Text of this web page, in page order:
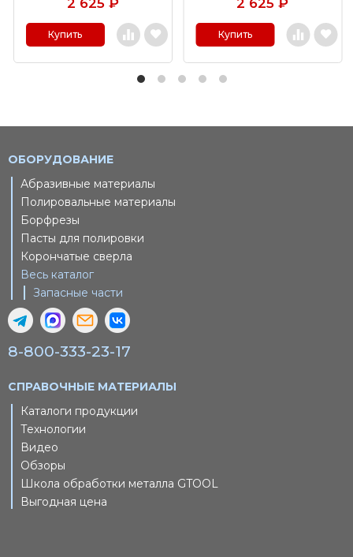
Купить Купить
ОБОРУДОВАНИЕ
Абразивные материалы
Полировальные материалы
Борфрезы
Пасты для полировки
Корончатые сверла
Весь каталог
Запасные части
8-800-333-23-17
СПРАВОЧНЫЕ МАТЕРИАЛЫ
Каталоги продукции
Технологии
Видео
Обзоры
Школа обработки металла GTOOL
Выгодная цена